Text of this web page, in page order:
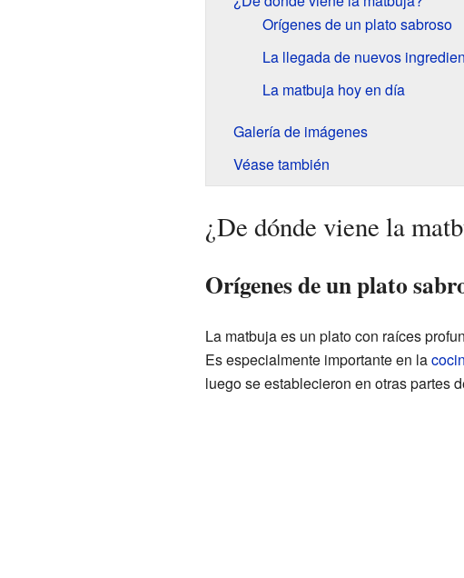
Orígenes de un plato sabroso
La llegada de nuevos
La matbuja hoy en día
Galería de imágenes
Véase también
¿De dónde viene la
Orígenes de un plato
La matbuja es un plato con raíces
Es especialmente importante en la
luego se establecieron en otras partes